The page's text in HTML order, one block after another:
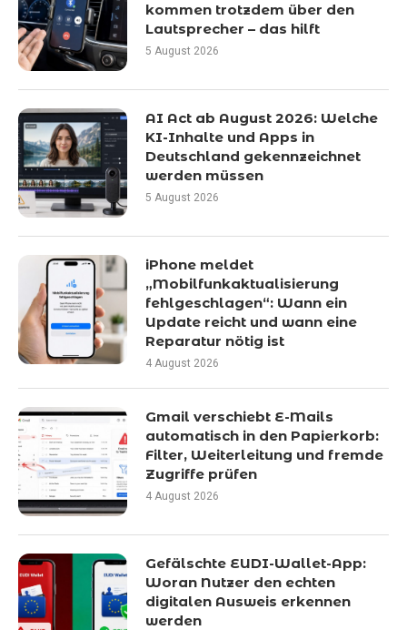
kommen trotzdem über den
Lautsprecher – das hilft
5 August 2026
AI Act ab August 2026: Welche
KI-Inhalte und Apps in
Deutschland gekennzeichnet
werden müssen
5 August 2026
iPhone meldet
„Mobilfunkaktualisierung
fehlgeschlagen“: Wann ein
Update reicht und wann eine
Reparatur nötig ist
4 August 2026
Gmail verschiebt E-Mails
automatisch in den Papierkorb:
Filter, Weiterleitung und fremde
Zugriffe prüfen
4 August 2026
Gefälschte EUDI-Wallet-App:
Woran Nutzer den echten
digitalen Ausweis erkennen
werden